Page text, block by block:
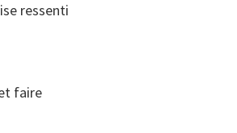
ressenti
faire